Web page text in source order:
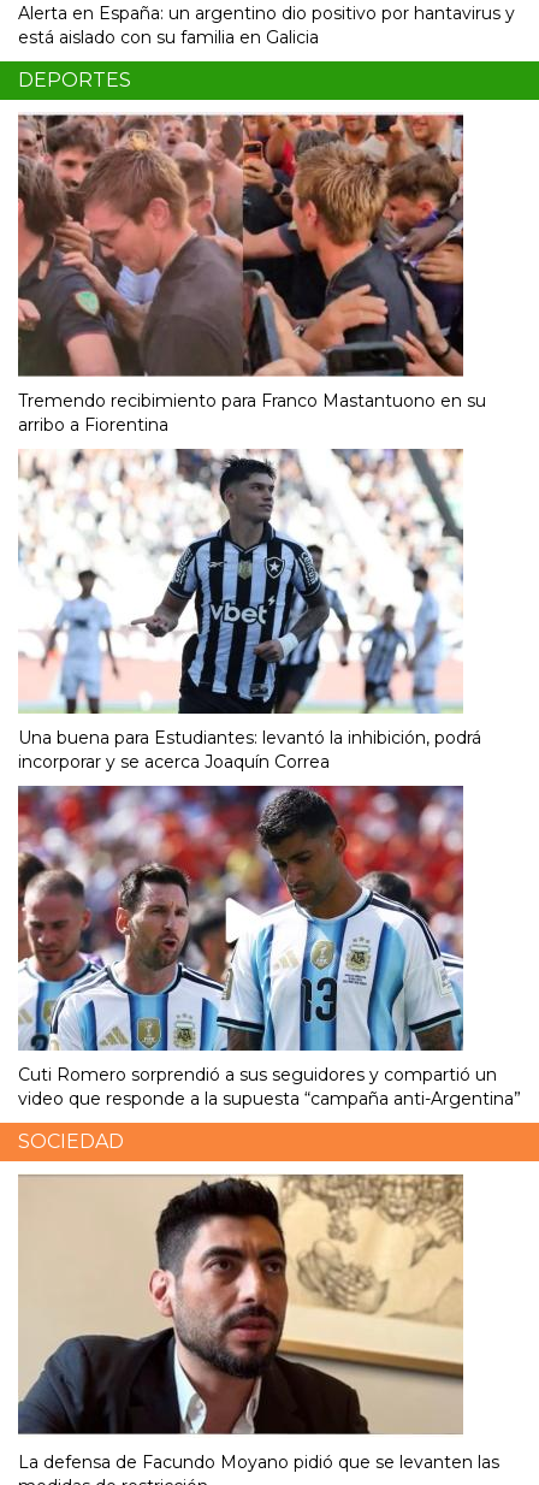
Alerta en España: un argentino dio positivo por hantavirus y
está aislado con su familia en Galicia
DEPORTES
Tremendo recibimiento para Franco Mastantuono en su
arribo a Fiorentina
Una buena para Estudiantes: levantó la inhibición, podrá
incorporar y se acerca Joaquín Correa
Cuti Romero sorprendió a sus seguidores y compartió un
video que responde a la supuesta “campaña anti-Argentina”
SOCIEDAD
La defensa de Facundo Moyano pidió que se levanten las